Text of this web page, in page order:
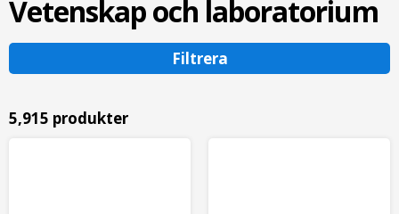
Vetenskap och laboratorium
Filtrera
5,915 produkter